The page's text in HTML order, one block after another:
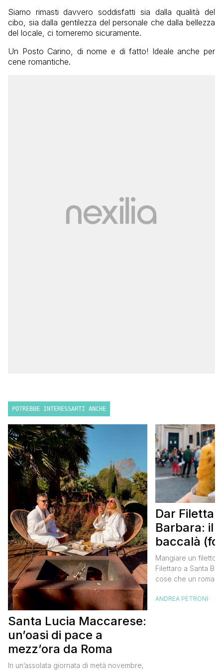
Siamo rimasti davvero soddisfatti sia dalla qualità del
cibo, sia dalla gentilezza del personale che dalla bellezza
del locale, ci torneremo sicuramente.
Un Posto Carino, di nome e di fatto! Ideale anche per
cene romantiche.
POTREBBE INTERESSARTI ANCHE
Santa Lucia Maccarese:
un’oasi di pace a
mezz’ora da Roma
In un’assolata giornata di metà novembre,
Dar
Barbara: il
baccalà
buono di
Mangiare un filetto
Filettaro a Santa
cose che un
una volta nella vita.
ANDREA PETRONI